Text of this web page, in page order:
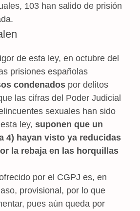
103 han salido de prisión
de esta ley, en octubre del
prisiones españolas
condenados por delitos
las cifras del Poder Judicial
sexuales han sido
ley, suponen que un
4) hayan visto ya reducidas
la rebaja en las horquillas
por el CGPJ es, en
provisional, por lo que
pues aún queda por